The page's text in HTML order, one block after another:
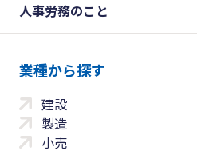
人事労務のこと
業種から探す
建設
製造
小売